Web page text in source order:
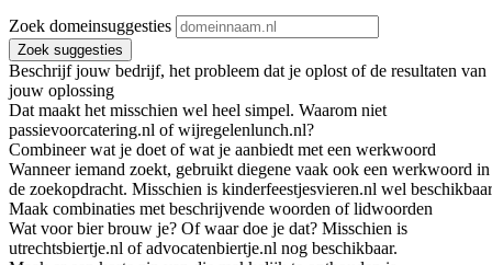
Zoek domeinsuggesties
Zoek suggesties
Beschrijf jouw bedrijf, het probleem dat je oplost of de resultaten van
jouw oplossing
Dat maakt het misschien wel heel simpel. Waarom niet
passievoorcatering.nl of wijregelenlunch.nl?
Combineer wat je doet of wat je aanbiedt met een werkwoord
Wanneer iemand zoekt, gebruikt diegene vaak ook een werkwoord in
de zoekopdracht. Misschien is kinderfeestjesvieren.nl wel
Maak combinaties met beschrijvende woorden of lidwoorden
Wat voor bier brouw je? Of waar doe je dat? Misschien is
utrechtsbiertje.nl of advocatenbiertje.nl nog beschikbaar.